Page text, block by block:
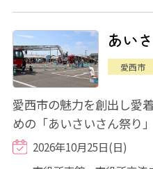
あい
愛西市
愛西市の魅力を創出し愛
めの「あいさいさん祭り
画・運営を行うイベントで
2026年10月25日(日)